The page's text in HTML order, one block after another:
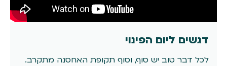
דגשים ליום הפינוי
לכל דבר טוב יש סוף, וסוף תקופת האחסנה מתקרב.